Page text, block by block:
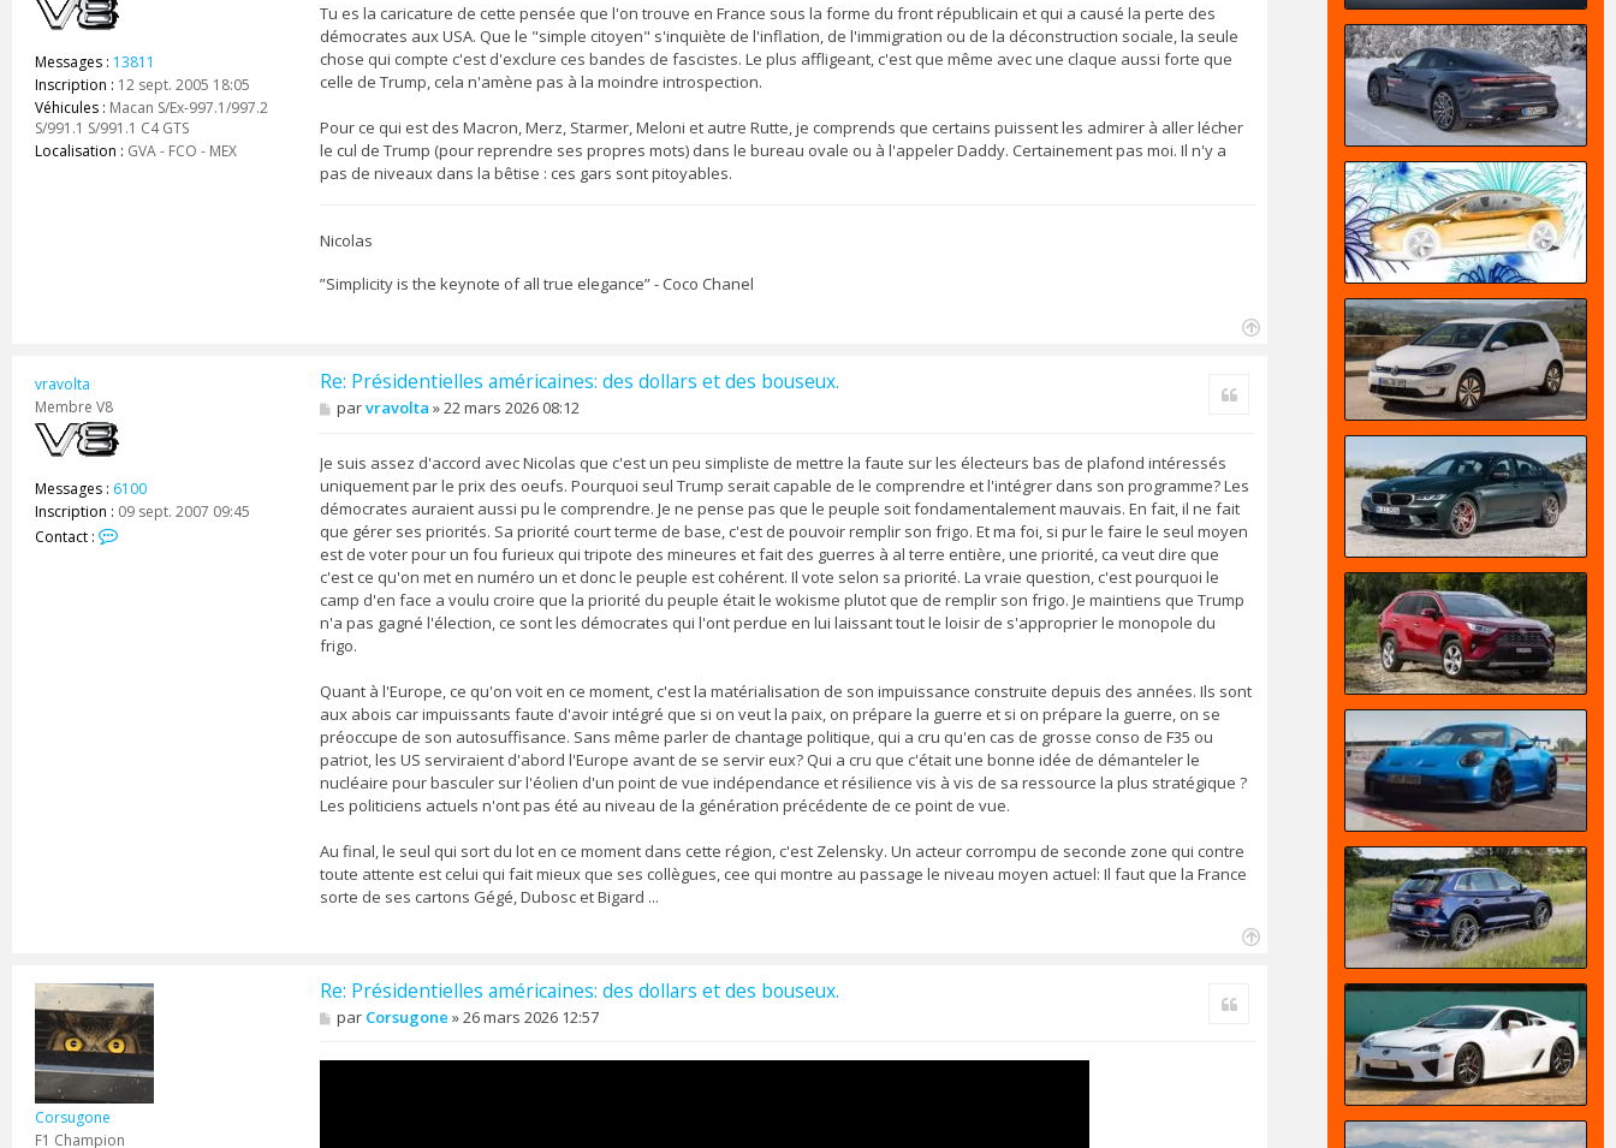
Messages : 13811
Inscription : 12 sept. 2005 18:05
Véhicules : Macan S/Ex-997.1/997.2
S/991.1 S/991.1 C4 GTS
Localisation : GVA - FCO - MEX
Tu es la caricature de cette pensée que l'on trouve en France sous la forme du front républicain et qui a causé la perte des
démocrates aux USA. Que le "simple citoyen" s'inquiète de l'inflation, de l'immigration ou de la déconstruction sociale, la seule
chose qui compte c'est d'exclure ces bandes de fascistes. Le plus affligeant, c'est que même avec une claque aussi forte que
celle de Trump, cela n'amène pas à la moindre introspection.
Pour ce qui est des Macron, Merz, Starmer, Meloni et autre Rutte, je comprends que certains puissent les admirer à aller lécher
le cul de Trump (pour reprendre ses propres mots) dans le bureau ovale ou à l'appeler Daddy. Certainement pas moi. Il n'y a
pas de niveaux dans la bêtise : ces gars sont pitoyables.
Nicolas
”Simplicity is the keynote of all true elegance” - Coco Chanel
vravolta
Membre V8
Messages : 6100
Inscription : 09 sept. 2007 09:45
Contact :
Re: Présidentielles américaines: des dollars et des bouseux.
M
e
s
a
g
e
parvravolta »22 mars 2026 08:12
Je suis assez d'accord avec Nicolas que c'est un peu simpliste de mettre la faute sur les électeurs bas de plafond intéressés
uniquement par le prix des oeufs. Pourquoi seul Trump serait capable de le comprendre et l'intégrer dans son programme? Les
démocrates auraient aussi pu le comprendre. Je ne pense pas que le peuple soit fondamentalement mauvais. En fait, il ne fait
que gérer ses priorités. Sa priorité court terme de base, c'est de pouvoir remplir son frigo. Et ma foi, si pur le faire le seul moyen
est de voter pour un fou furieux qui tripote des mineures et fait des guerres à al terre entière, une priorité, ca veut dire que
c'est ce qu'on met en numéro un et donc le peuple est cohérent. Il vote selon sa priorité. La vraie question, c'est pourquoi le
camp d'en face a voulu croire que la priorité du peuple était le wokisme plutot que de remplir son frigo. Je maintiens que Trump
n'a pas gagné l'élection, ce sont les démocrates qui l'ont perdue en lui laissant tout le loisir de s'approprier le monopole du
frigo.
Quant à l'Europe, ce qu'on voit en ce moment, c'est la matérialisation de son impuissance construite depuis des années. Ils sont
aux abois car impuissants faute d'avoir intégré que si on veut la paix, on prépare la guerre et si on prépare la guerre, on se
préoccupe de son autosuffisance. Sans même parler de chantage politique, qui a cru qu'en cas de grosse conso de F35 ou
patriot, les US serviraient d'abord l'Europe avant de se servir eux? Qui a cru que c'était une bonne idée de démanteler le
nucléaire pour basculer sur l'éolien d'un point de vue indépendance et résilience vis à vis de sa ressource la plus stratégique ?
Les politiciens actuels n'ont pas été au niveau de la génération précédente de ce point de vue.
Au final, le seul qui sort du lot en ce moment dans cette région, c'est Zelensky. Un acteur corrompu de seconde zone qui contre
toute attente est celui qui fait mieux que ses collègues, cee qui montre au passage le niveau moyen actuel: Il faut que la France
sorte de ses cartons Gégé, Dubosc et Bigard ...
Corsugone
F1 Champion
Re: Présidentielles américaines: des dollars et des bouseux.
M
e
par Corsugone »26 mars 2026 12:57